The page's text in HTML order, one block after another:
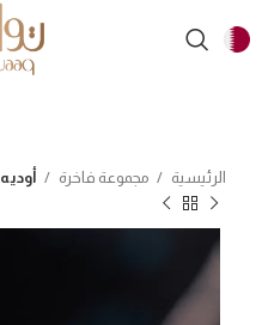
الرئيسية مجموعة فاخرة أوديه